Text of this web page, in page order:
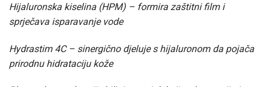
Hijaluronska kiselina (HPM) – formira zaštitni film i
sprječava isparavanje vode
Hydrastim 4C – sinergično djeluje s hijaluronom da pojača
prirodnu hidrataciju kože